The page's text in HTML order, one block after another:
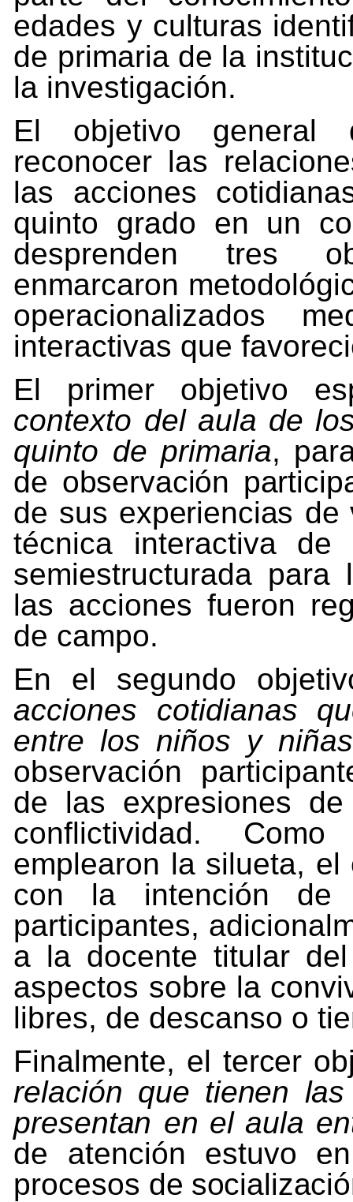
edades y culturas
de primaria de la
la investigación.
El objetivo general
reconocer las
las acciones
quinto grado en un
desprenden tres
enmarcaron
operacionalizados
interactivas que
El primer objetivo
contexto del aula de
quinto deprimaria,
de observación
de sus experiencias de
técnica
interactiva de
semiestructurada para
las acciones fueron
de campo.
En
el segundo
acciones
cotidianas
entre los niños y niñas
observación
de
las expresiones de
conflictividad.
emplearon la silueta,
con la intención de
participantes,
a la docente titular
aspectos sobre la
libres, de descanso o
Finalmente, el tercer
relación que tienen las
presentan en el aula
de
atención estuvo
en
procesos de